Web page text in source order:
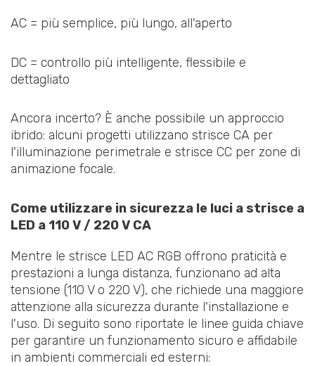
AC = più semplice, più lungo, all'aperto
DC = controllo più intelligente, flessibile e
dettagliato
Ancora incerto? È anche possibile un approccio
ibrido: alcuni progetti utilizzano strisce CA per
l'illuminazione perimetrale e strisce CC per zone di
animazione focale.
Come utilizzare in sicurezza le luci a strisce a
LED a 110 V / 220 V CA
Mentre le strisce LED AC RGB offrono praticità e
prestazioni a lunga distanza, funzionano ad alta
tensione (110 V o 220 V), che richiede una maggiore
attenzione alla sicurezza durante l'installazione e
l'uso. Di seguito sono riportate le linee guida chiave
per garantire un funzionamento sicuro e affidabile
in ambienti commerciali ed esterni: